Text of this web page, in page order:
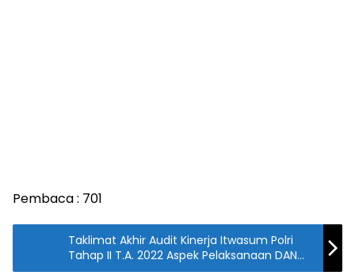
Pembaca : 701
Taklimat Akhir Audit Kinerja Itwasum Polri
Tahap II T.A. 2022 Aspek Pelaksanaan DAN
Pengendalian Di Polda Kepri